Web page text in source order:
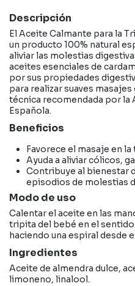
Descripción
El Aceite Calmante para la
un producto 100% natural
aliviar las molestias
aceites esenciales de
por sus propiedades
para realizar suaves
técnica recomendada por la
Española.
Beneficios
Favorece el masaje en
Ayuda a aliviar cólicos,
Contribuye al bienestar
episodios de molestias
Modo de uso
Calentar el aceite en las
tripita del bebé en el
haciendo una espiral desde
Ingredientes
Aceite de almendra dulce,
limoneno, linalool.